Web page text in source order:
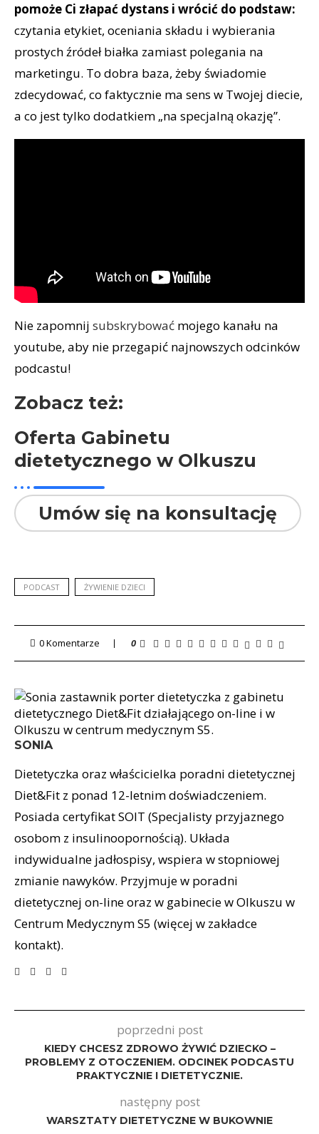
pomoże Ci złapać dystans i wrócić do podstaw:
czytania etykiet, oceniania składu i wybierania
prostych źródeł białka zamiast polegania na
marketingu. To dobra baza, żeby świadomie
zdecydować, co faktycznie ma sens w Twojej diecie,
a co jest tylko dodatkiem „na specjalną okazję”.
Nie zapomnij subskrybować mojego kanału na
youtube, aby nie przegapić najnowszych odcinków
podcastu!
Zobacz też:
Oferta Gabinetu
dietetycznego w Olkuszu
Umów się na konsultację
PODCAST ŻYWIENIE DZIECI
0 Komentarze 0
SONIA
Dietetyczka oraz właścicielka poradni dietetycznej
Diet&Fit z ponad 12-letnim doświadczeniem.
Posiada certyfikat SOIT (Specjalisty przyjaznego
osobom z insulinoopornością). Układa
indywidualne jadłospisy, wspiera w stopniowej
zmianie nawyków. Przyjmuje w poradni
dietetycznej on-line oraz w gabinecie w Olkuszu w
Centrum Medycznym S5 (więcej w zakładce
kontakt).
poprzedni post
KIEDY CHCESZ ZDROWO ŻYWIĆ DZIECKO –
PROBLEMY Z OTOCZENIEM. ODCINEK PODCASTU
PRAKTYCZNIE I DIETETYCZNIE.
następny post
WARSZTATY DIETETYCZNE W BUKOWNIE